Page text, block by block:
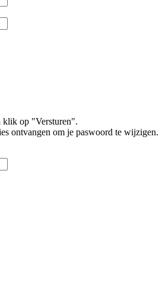
klik op "Versturen".
ontvangen om je paswoord te wijzigen.